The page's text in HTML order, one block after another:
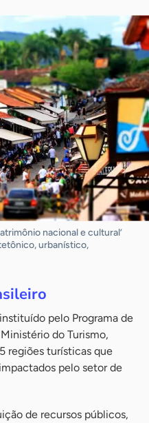
nacional e cultural’
urbanístico,
pelo Programa de
do Turismo,
regiões turísticas que
pelo setor de
de recursos públicos,